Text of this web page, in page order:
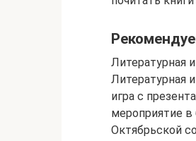
Литературная
Литературная
игра с
мероприятие в
Октябрьской